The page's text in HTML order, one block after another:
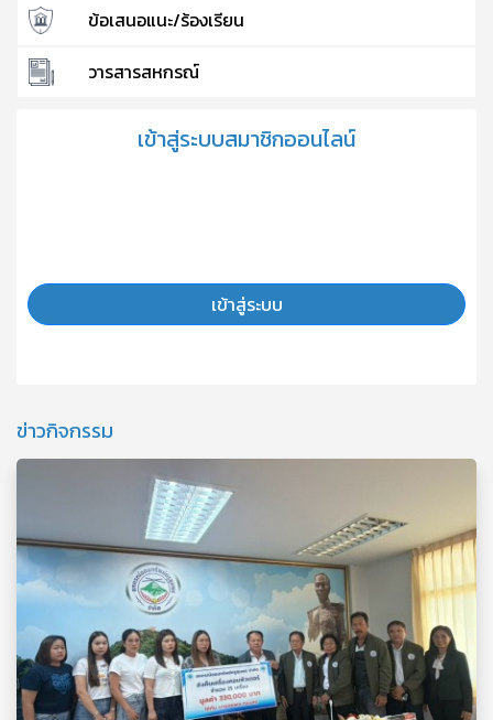
ข้อเสนอแนะ/ร้องเรียน
วารสารสหกรณ์
เข้าสู่ระบบสมาชิกออนไลน์
เข้าสู่ระบบ
ข่าวกิจกรรม